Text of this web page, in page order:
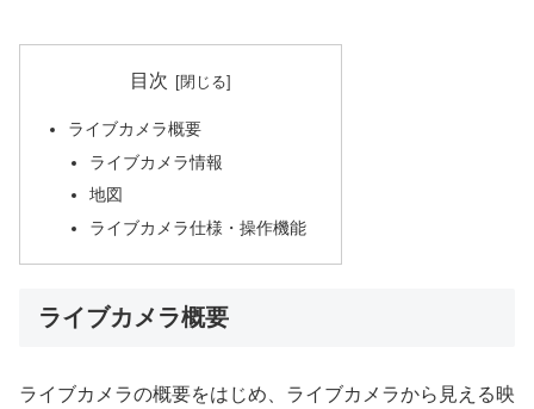
目次
ライブカメラ概要
ライブカメラ情報
地図
ライブカメラ仕様・操作機能
ライブカメラ概要
ライブカメラの概要をはじめ、ライブカメラから見える映